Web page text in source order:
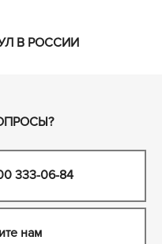
В РОССИИ
333-06-84
нам